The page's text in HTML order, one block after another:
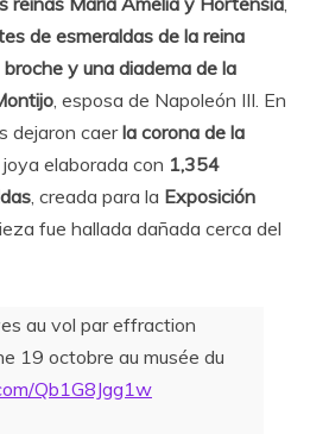
de esmeraldas de la reina
broche y una diadema de la
, esposa de Napoleón III. En
dejaron caerla corona de la
joya elaborada con 1,354
, creada para la Exposición
fue hallada dañada cerca del
au vol par effraction
19 octobre au musée du
Qb1G8Jgg1w